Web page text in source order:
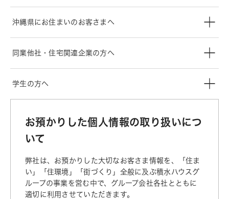
沖縄県にお住まいのお客さまへ
同業他社・住宅関連企業の方へ
学生の方へ
お預かりした個人情報の取り扱いにつ
いて
弊社は、お預かりした大切なお客さま情報を、「住ま
い」「住環境」「街づくり」全般に及ぶ積水ハウスグ
ループの事業を営む中で、グループ会社各社とともに
適切に利用させていただきます。